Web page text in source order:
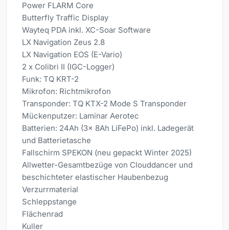
Power FLARM Core
Butterfly Traffic Display
Wayteq PDA inkl. XC-Soar Software
LX Navigation Zeus 2.8
LX Navigation EOS (E-Vario)
2 x Colibri II (IGC-Logger)
Funk: TQ KRT-2
Mikrofon: Richtmikrofon
Transponder: TQ KTX-2 Mode S Transponder
Mückenputzer: Laminar Aerotec
Batterien: 24Ah (3x 8Ah LiFePo) inkl. Ladegerät
und Batterietasche
Fallschirm SPEKON (neu gepackt Winter 2025)
Allwetter-Gesamtbezüge von Clouddancer und
beschichteter elastischer Haubenbezug
Verzurrmaterial
Schleppstange
Flächenrad
Kuller